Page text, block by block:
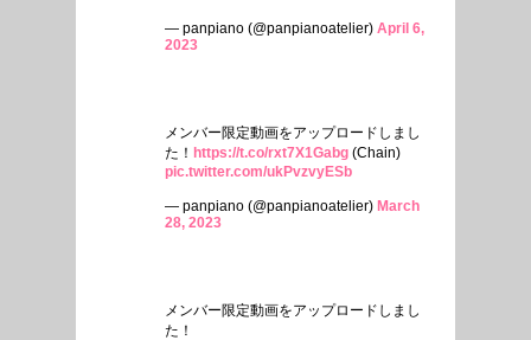
— panpiano (@panpianoatelier) April 6,
2023
メンバー限定動画をアップロードしまし
た！ https://t.co/rxt7X1Gabg (Chain)
pic.twitter.com/ukPvzvyESb
— panpiano (@panpianoatelier) March
28, 2023
メンバー限定動画をアップロードしまし
た！